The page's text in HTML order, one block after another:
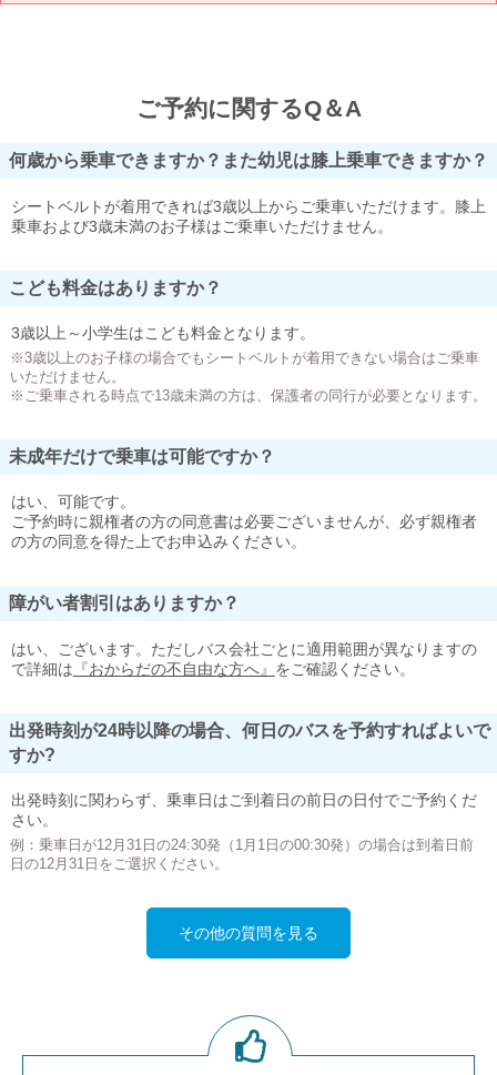
ご予約に関するQ＆A
何歳から乗車できますか？また幼児は膝上乗車できますか？
シートベルトが着用できれば3歳以上からご乗車いただけます。膝上
乗車および3歳未満のお子様はご乗車いただけません。
こども料金はありますか？
3歳以上～小学生はこども料金となります。
※3歳以上のお子様の場合でもシートベルトが着用できない場合はご乗車
いただけません。
※ご乗車される時点で13歳未満の方は、保護者の同行が必要となります。
未成年だけで乗車は可能ですか？
はい、可能です。
ご予約時に親権者の方の同意書は必要ございませんが、必ず親権者
の方の同意を得た上でお申込みください。
障がい者割引はありますか？
はい、ございます。ただしバス会社ごとに適用範囲が異なりますの
で詳細は 『おからだの不自由な方へ』 をご確認ください。
出発時刻が24時以降の場合、何日のバスを予約すればよいで
すか?
出発時刻に関わらず、乗車日はご到着日の前日の日付でご予約くだ
さい。
例：乗車日が12月31日の24:30発（1月1日の00:30発）の場合は到着日前
日の12月31日をご選択ください。
その他の質問を見る